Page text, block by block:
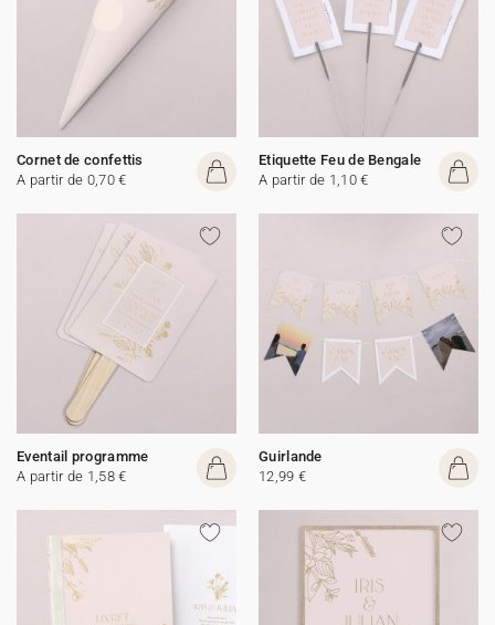
Cornet de confettis
A partir de 0,70 €
Etiquette Feu de Bengale
A partir de 1,10 €
Eventail programme
A partir de 1,58 €
Guirlande
12,99 €